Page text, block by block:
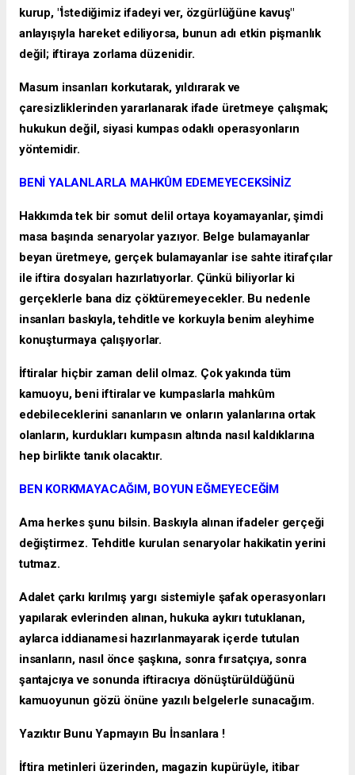
kurup, "İstediğimiz ifadeyi ver, özgürlüğüne kavuş"
anlayışıyla hareket ediliyorsa, bunun adı etkin pişmanlık
değil; iftiraya zorlama düzenidir.
Masum insanları korkutarak, yıldırarak ve
çaresizliklerinden yararlanarak ifade üretmeye çalışmak;
hukukun değil, siyasi kumpas odaklı operasyonların
yöntemidir.
BENİ YALANLARLA MAHKÛM EDEMEYECEKSİNİZ
Hakkımda tek bir somut delil ortaya koyamayanlar, şimdi
masa başında senaryolar yazıyor. Belge bulamayanlar
beyan üretmeye, gerçek bulamayanlar ise sahte itirafçılar
ile iftira dosyaları hazırlatıyorlar. Çünkü biliyorlar ki
gerçeklerle bana diz çöktüremeyecekler. Bu nedenle
insanları baskıyla, tehditle ve korkuyla benim aleyhime
konuşturmaya çalışıyorlar.
İftiralar hiçbir zaman delil olmaz. Çok yakında tüm
kamuoyu, beni iftiralar ve kumpaslarla mahkûm
edebileceklerini sananların ve onların yalanlarına ortak
olanların, kurdukları kumpasın altında nasıl kaldıklarına
hep birlikte tanık olacaktır.
BEN KORKMAYACAĞIM, BOYUN EĞMEYECEĞİM
Ama herkes şunu bilsin. Baskıyla alınan ifadeler gerçeği
değiştirmez. Tehditle kurulan senaryolar hakikatin yerini
tutmaz.
Adalet çarkı kırılmış yargı sistemiyle şafak operasyonları
yapılarak evlerinden alınan, hukuka aykırı tutuklanan,
aylarca iddianamesi hazırlanmayarak içerde tutulan
insanların, nasıl önce şaşkına, sonra fırsatçıya, sonra
şantajcıya ve sonunda iftiracıya dönüştürüldüğünü
kamuoyunun gözü önüne yazılı belgelerle sunacağım.
Yazıktır Bunu Yapmayın Bu İnsanlara !
İftira metinleri üzerinden, magazin kupürüyle, itibar